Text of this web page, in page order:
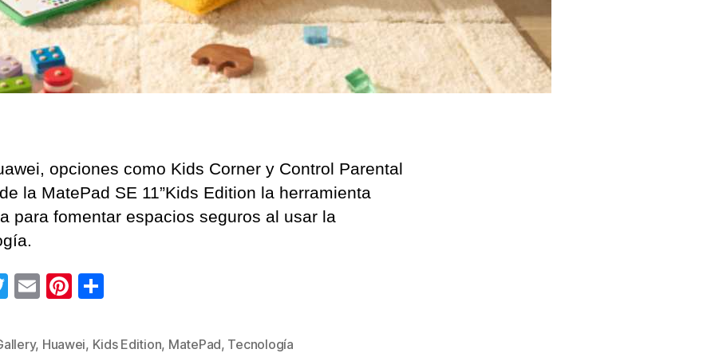
opciones como Kids Corner y Control Parental
la MatePad SE 11”Kids Edition la herramienta
para fomentar espacios seguros al usar la
T
tt
E
ail
Pi
er m
, Huawei, Kids Edition, MatePad, Tecnología